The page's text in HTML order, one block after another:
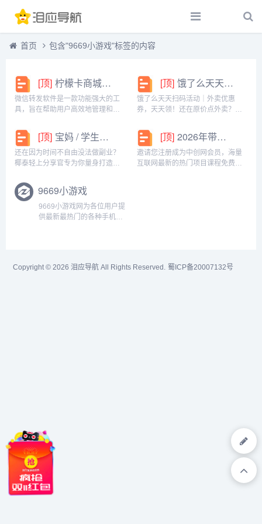
首页 包含"9669小游戏"标签的内容
[顶] 柠檬卡商城24h自动发卡平台虚拟商品激活码自助购买商城
微信转发软件是一款功能强大的工
具，旨在帮助用户高效地管理和操
能，包括一键转发、朋友圈转发和
微信抢红包等。一键转发软件使得
用户可以轻松地将消息、图片或其
他内容快速转发给多个...
[顶] 饿了么天天扫码活动｜外卖优惠券，天天领！
饿了么天天扫码活动｜外卖优惠
券，天天领！还在原价点外卖？你
码活动」，用微信扫一扫，就能领
外卖专属优惠券，先领券再下单，
省钱更划算！优惠覆盖全场景早餐
汉堡、午餐快餐、晚餐炸...
[顶] 宝妈 / 学生党看过来！椰泰轻上分享官，时间自由，在家也能赚
还在因为时间不自由没法做副业？
椰泰轻上分享官专为你量身打造！
是想赚生活费的学生党，都能在这
里找到适合自己的增收方式。成为
分享官，你可以自由安排时间：带
娃间隙、下课碎片、睡...
[顶] 2026年带你闷声赚大钱，轻松月赚1000+
邀请您注册成为中创网会员，海量
互联网最新的热门项目课程免费学
9669小游戏
9669小游戏网为各位用户提
供最新最热门的各种手机游
Copyright © 2026 泪应导航 All Rights Reserved. 蜀ICP备20007132号